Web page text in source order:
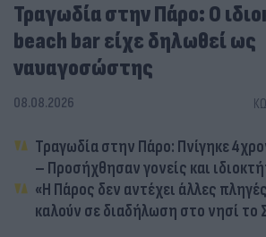
Τραγωδία στην Πάρο: Ο
beach bar είχε δηλωθεί ως
ναυαγοσώστης
08.08.2026
Τραγωδία στην Πάρο: Πνίγηκε
– Προσήχθησαν γονείς και
«Η Πάρος δεν αντέχει άλλες
καλούν σε διαδήλωση στο νησί το